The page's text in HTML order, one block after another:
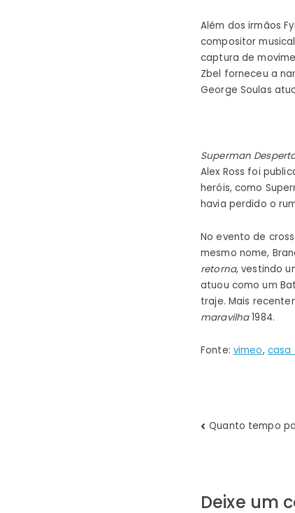
Além dos irmãos
compositor
captura de
Zbel forneceu a
George Soulas
Superman
Alex Ross foi
heróis, como
havia perdido o
No evento de
mesmo nome,
retorna, vestindo
atuou como um
traje. Mais
maravilha1984.
Fonte: vimeo, casa
Post
Quanto tempo
Deixe um